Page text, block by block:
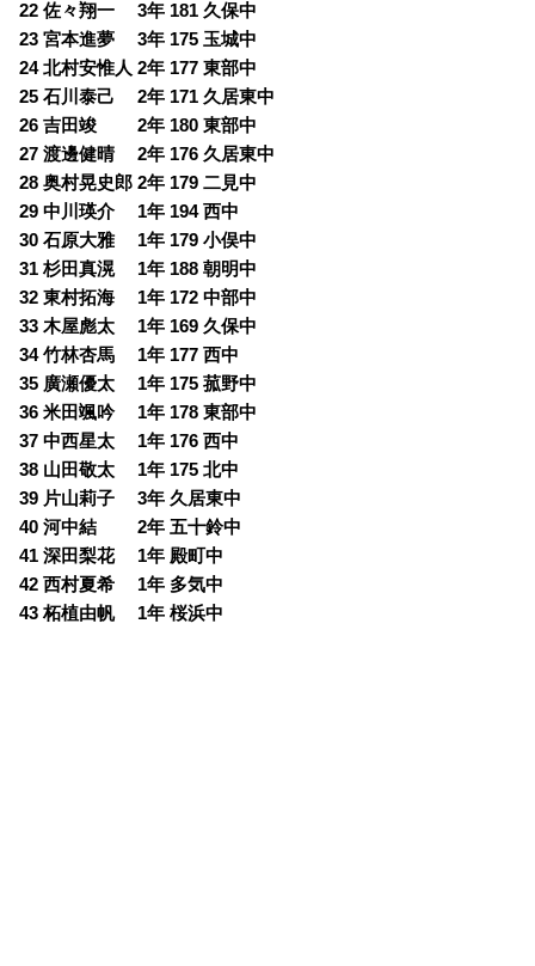
22 佐々翔一 3年 181 久保中
23 宮本進夢 3年 175 玉城中
24 北村安惟人 2年 177 東部中
25 石川泰己 2年 171 久居東中
26 吉田竣 2年 180 東部中
27 渡邊健晴 2年 176 久居東中
28 奥村晃史郎 2年 179 二見中
29 中川瑛介 1年 194 西中
30 石原大雅 1年 179 小俣中
31 杉田真滉 1年 188 朝明中
32 東村拓海 1年 172 中部中
33 木屋彪太 1年 169 久保中
34 竹林杏馬 1年 177 西中
35 廣瀬優太 1年 175 菰野中
36 米田颯吟 1年 178 東部中
37 中西星太 1年 176 西中
38 山田敬太 1年 175 北中
39 片山莉子 3年 久居東中
40 河中結 2年 五十鈴中
41 深田梨花 1年 殿町中
42 西村夏希 1年 多気中
43 柘植由帆 1年 桜浜中